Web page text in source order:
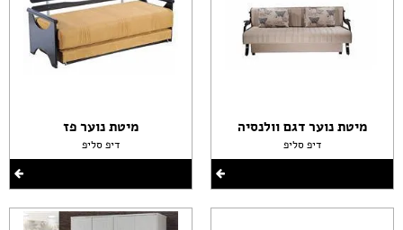
מיטת נוער דגם וולנסיה
דיפ סליפ
מיטת נוער פז
דיפ סליפ